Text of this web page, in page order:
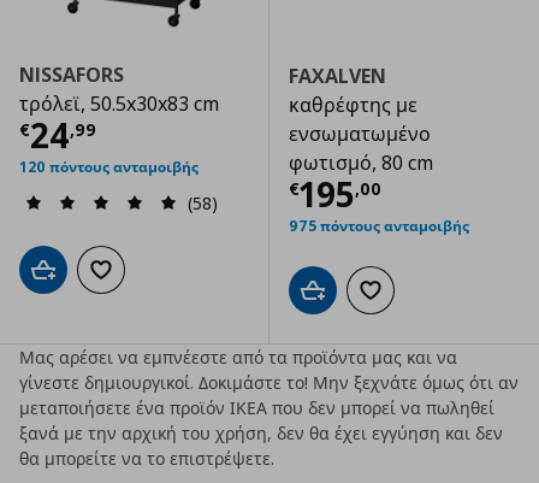
NISSAFORS
τρόλεϊ, 50.5x30x83 cm
€24,99
Τρέχουσα τιμή € 24,99
120 πόντους ανταμοιβής
(58)
Προσθήκη στο καλάθι
Προσθήκη στα αγαπημένα
FAXALVEN
καθρέφτης με
ενσωματωμένο
φωτισμό, 80 cm
€195,00
Τρέχουσα
975 πόντους ανταμοιβής
Προσθήκη στο καλάθι
Προσθήκη στα
Μας αρέσει να εμπνέεστε από τα προϊόντα μας και να
γίνεστε δημιουργικοί. Δοκιμάστε το! Μην ξεχνάτε όμως ότι αν
μεταποιήσετε ένα προϊόν ΙΚΕΑ που δεν μπορεί να πωληθεί
ξανά με την αρχική του χρήση, δεν θα έχει εγγύηση και δεν
θα μπορείτε να το επιστρέψετε.